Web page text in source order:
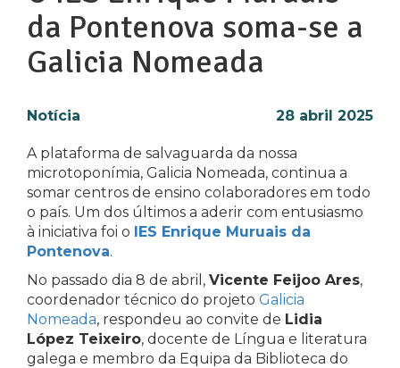
da Pontenova soma-se a
Galicia Nomeada
28 abril 2025
Notícia
A plataforma de salvaguarda da nossa
microtoponímia, Galicia Nomeada, continua a
somar centros de ensino colaboradores em todo
o país. Um dos últimos a aderir com entusiasmo
à iniciativa foi o IES Enrique Muruais da
Pontenova.
No passado dia 8 de abril, Vicente Feijoo Ares,
coordenador técnico do projeto Galicia
Nomeada, respondeu ao convite de Lidia
López Teixeiro, docente de Língua e literatura
galega e membro da Equipa da Biblioteca do